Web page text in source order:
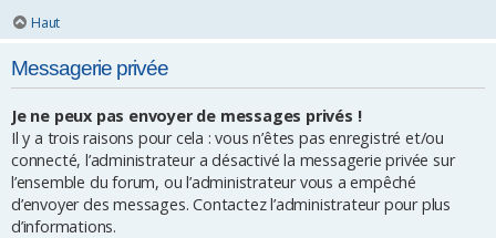
Haut
Messagerie privée
Je ne peux pas envoyer de messages privés !
Il y a trois raisons pour cela : vous n’êtes pas enregistré et/ou
connecté, l’administrateur a désactivé la messagerie privée sur
l’ensemble du forum, ou l’administrateur vous a empêché
d’envoyer des messages. Contactez l’administrateur pour plus
d’informations.